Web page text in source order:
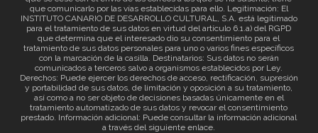
que comunicarlo por las vías establecidas para ello. Legitimación: El
INSTITUTO CANARIO DE DESARROLLO CULTURAL, S.A. está legitimado
para el tratamiento de sus datos en virtud del artículo 6.1.a) del RGPD
que determina que el interesado dio su consentimiento para el
tratamiento de sus datos personales para uno o varios fines específicos
con la marcación de la casilla. Destinatarios: Sus datos no serán
comunicados a terceros salvo a organismos establecidos por Ley.
Derechos: Puede ejercer los derechos de acceso, rectificación, supresión
y portabilidad de sus datos, de limitación y oposición a su tratamiento,
así como a no ser objeto de decisiones basadas únicamente en el
tratamiento automatizado de sus datos y revocar el consentimiento
prestado. Información adicional: Puede consultar la información adicional
a través del siguienteenlace.